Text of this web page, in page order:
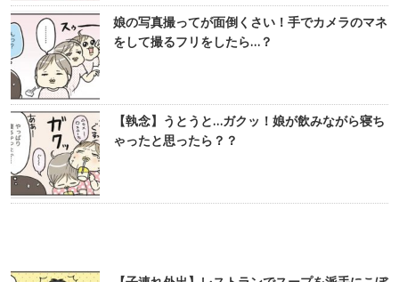
娘の写真撮ってが面倒くさい！手でカメラのマネ
をして撮るフリをしたら…？
【執念】うとうと…ガクッ！娘が飲みながら寝ち
ゃったと思ったら？？